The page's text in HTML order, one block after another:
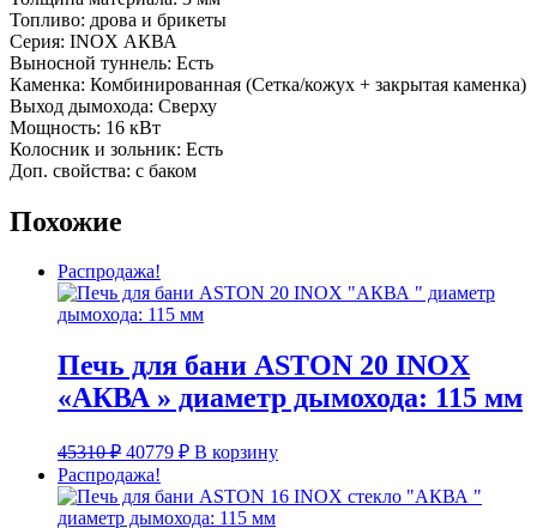
Топливо: дрова и брикеты
Серия: INOX АКВА
Выносной туннель: Есть
Каменка: Комбинированная (Сетка/кожух + закрытая каменка)
Выход дымохода: Сверху
Мощность: 16 кВт
Колосник и зольник: Есть
Доп. свойства: с баком
Похожие
Распродажа!
Печь для бани ASTON 20 INOX
«АКВА » диаметр дымохода: 115 мм
45310₽ Первоначальная
цена
составляла
45310 ₽.
40779 ₽Текущая
цена:
40779 ₽.
В корзину
Распродажа!